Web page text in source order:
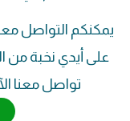
يمكنكم التواصل
على أيدي نخبة من
تواصل معنا